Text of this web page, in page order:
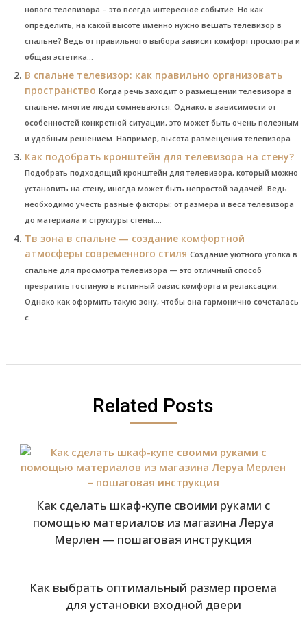
нового телевизора – это всегда интересное событие. Но как
определить, на какой высоте именно нужно вешать телевизор в
спальне? Ведь от правильного выбора зависит комфорт просмотра и
общая эстетика...
В спальне телевизор: как правильно организовать
пространство Когда речь заходит о размещении телевизора в
спальне, многие люди сомневаются. Однако, в зависимости от
особенностей конкретной ситуации, это может быть очень полезным
и удобным решением. Например, высота размещения телевизора...
Как подобрать кронштейн для телевизора на стену?
Подобрать подходящий кронштейн для телевизора, который можно
установить на стену, иногда может быть непростой задачей. Ведь
необходимо учесть разные факторы: от размера и веса телевизора
до материала и структуры стены....
Тв зона в спальне — создание комфортной
атмосферы современного стиля Создание уютного уголка в
спальне для просмотра телевизора — это отличный способ
превратить гостиную в истинный оазис комфорта и релаксации.
Однако как оформить такую зону, чтобы она гармонично сочеталась
с...
Related Posts
Как сделать шкаф-купе своими руками с
помощью материалов из магазина Леруа
Мерлен — пошаговая инструкция
Как выбрать оптимальный размер проема
для установки входной двери